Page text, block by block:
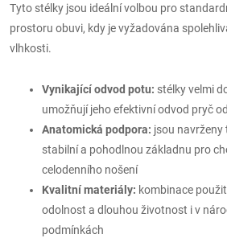
Tyto stélky jsou ideální volbou pro
prostoru obuvi, kdy je vyžadována
vlhkosti.
Vynikající odvod potu: stélky velmi
umožňují jeho efektivní odvod pryč
Anatomická podpora: jsou
stabilní a pohodlnou základnu pro
celodenního nošení
Kvalitní materiály: kombinace
odolnost a dlouhou životnost i v
podmínkách